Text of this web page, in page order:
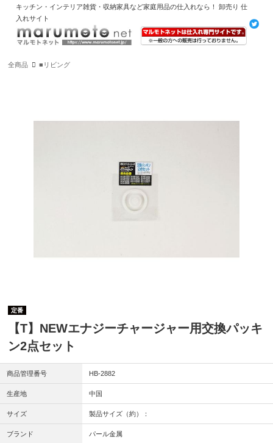
キッチン・インテリア雑貨・収納家具など家庭用品の仕入れなら！ 卸売り 仕
入れサイト
全商品 ■リビング
定番
【T】NEWエナジーチャージャー用交換パッキ
ン2点セット
商品管理番号 HB-2882
生産地 中国
サイズ 製品サイズ（約）：
ブランド パール金属